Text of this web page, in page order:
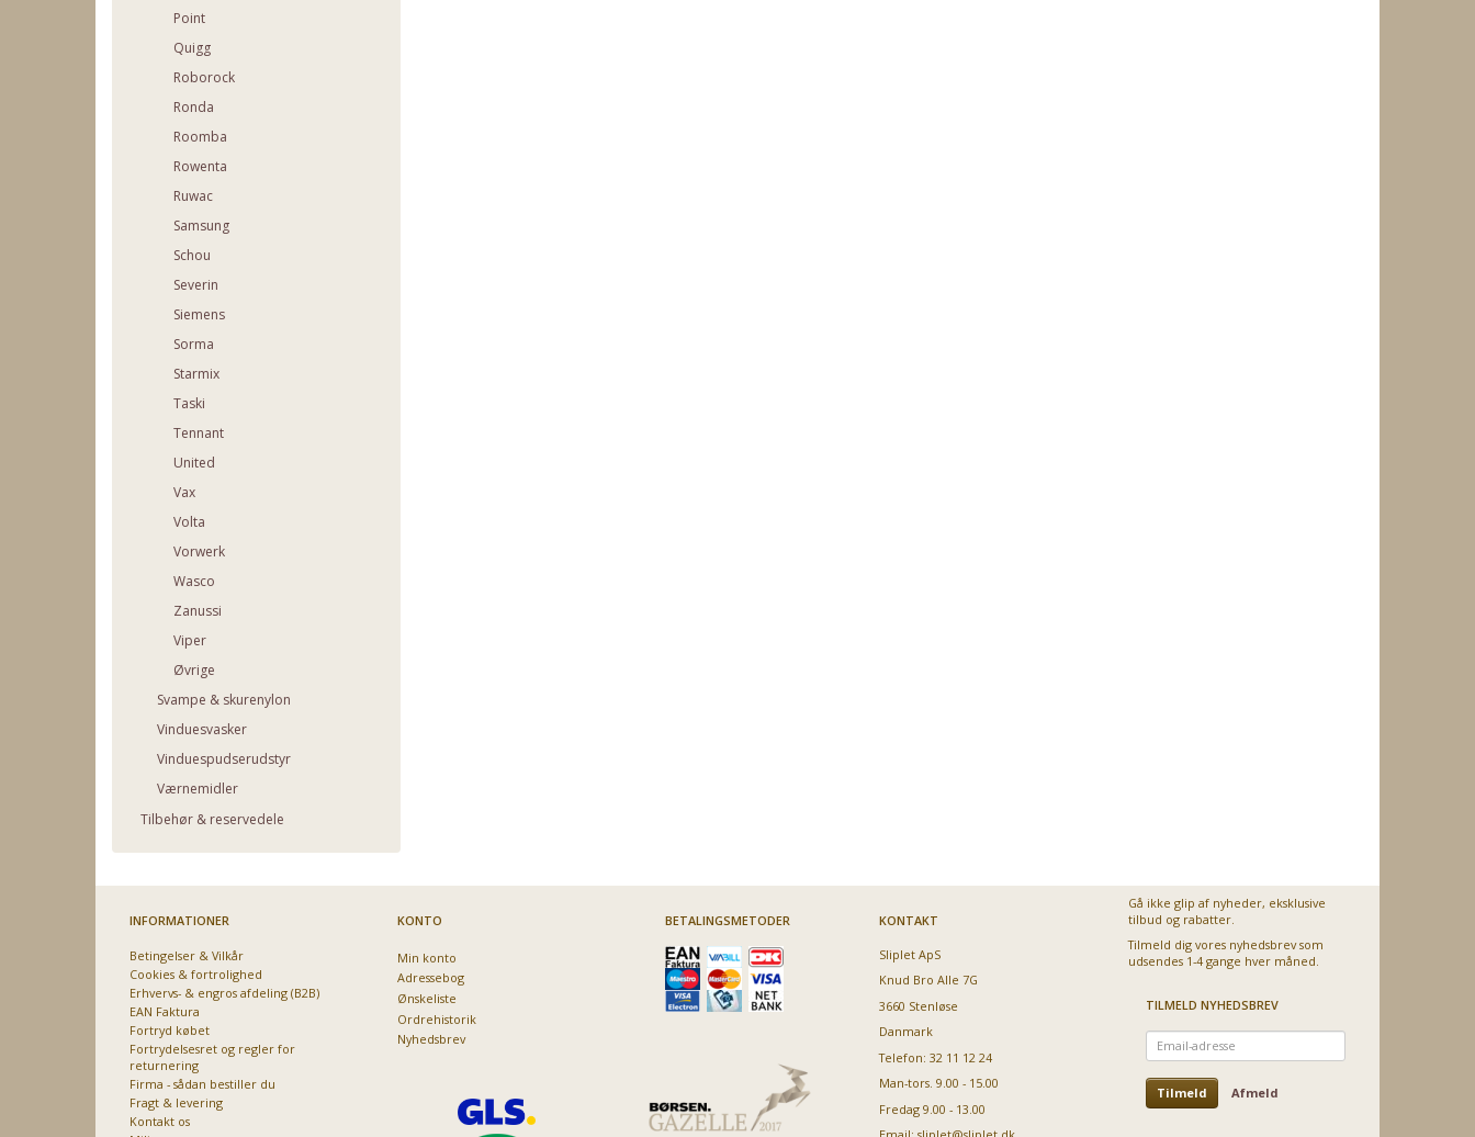
Point
Quigg
Roborock
Ronda
Roomba
Rowenta
Ruwac
Samsung
Schou
Severin
Siemens
Sorma
Starmix
Taski
Tennant
United
Vax
Volta
Vorwerk
Wasco
Zanussi
Viper
Øvrige
Svampe & skurenylon
Vinduesvasker
Vinduespudserudstyr
Værnemidler
Tilbehør & reservedele
INFORMATIONER
Betingelser & Vilkår
Cookies & fortrolighed
Erhvervs- & engros afdeling (B2B)
EAN Faktura
Fortryd købet
Fortrydelsesret og regler for
returnering
Firma - sådan bestiller du
Fragt & levering
Kontakt os
KONTO
Min konto
Adressebog
Ønskeliste
Ordrehistorik
Nyhedsbrev
BETALINGSMETODER KONTAKT
Sliplet ApS
Knud Bro Alle 7G
3660 Stenløse
Danmark
Telefon: 32 11 12 24
Man-tors. 9.00 - 15.00
Fredag 9.00 - 13.00
Gå ikke glip af nyheder, eksklusive
tilbud og rabatter.
Tilmeld dig vores nyhedsbrev som
udsendes 1-4 gange hver måned.
TILMELD NYHEDSBREV
Email-
adresse
Tilmeld Afmeld